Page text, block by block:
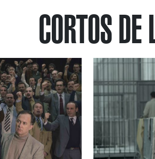
CORTOS